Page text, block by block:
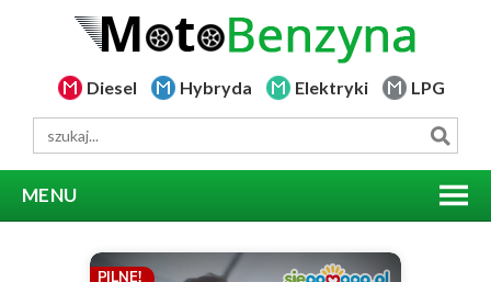
Diesel Hybryda Elektryki LPG
MENU